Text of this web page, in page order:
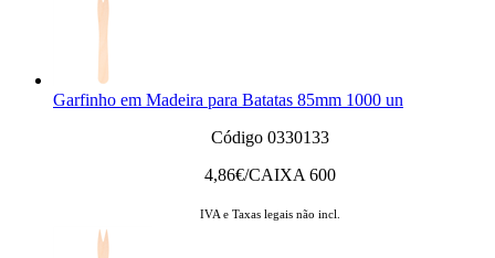
Garfinho em Madeira para Batatas 85mm 1000 un
Código 0330133
4,86€/CAIXA 600
IVA e Taxas legais não incl.